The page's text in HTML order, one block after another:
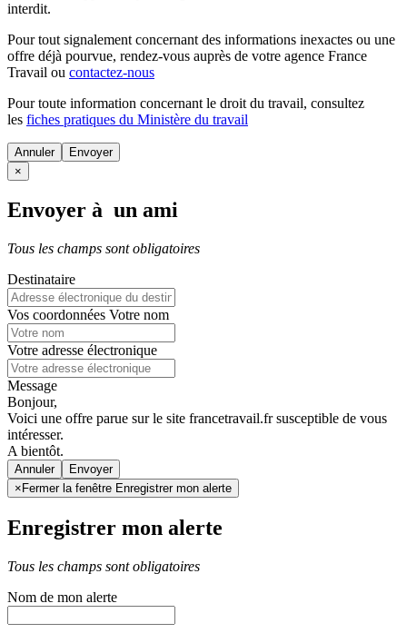
interdit.
Pour tout signalement concernant des informations inexactes ou une
offre déjà pourvue, rendez-vous auprès de votre agence France
Travail ou contactez-nous
Pour toute information concernant le droit du travail, consultez
les fiches pratiques du Ministère du travail
Annuler
×
Envoyer à un ami
Tous les champs sont obligatoires
Destinataire
Vos coordonnées Votre nom
Votre adresse électronique
Message
Bonjour,
Voici une offre parue sur le site francetravail.fr susceptible de vous
intéresser.
A bientôt.
Annuler
× Fermer la fenêtre Enregistrer mon alerte
Enregistrer mon alerte
Tous les champs sont obligatoires
Nom de mon alerte